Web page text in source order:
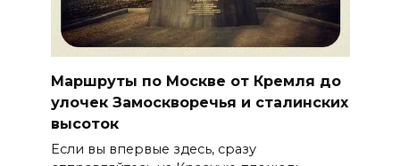
Маршруты по Москве от Кремля до
улочек Замоскворечья и сталинских
высоток
Если вы впервые здесь, сразу